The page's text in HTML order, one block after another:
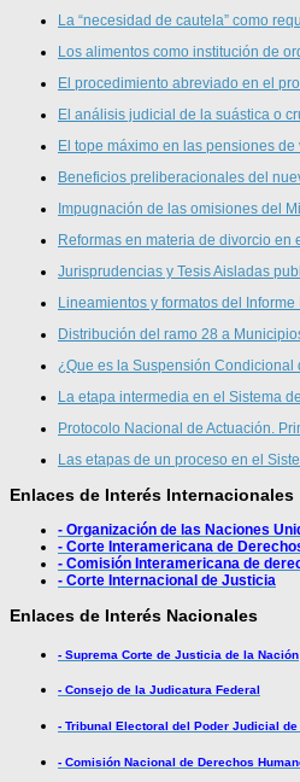
La “necesidad de cautela” como
Los alimentos como institución de
El procedimiento abreviado en el
El análisis judicial de la suástica o
El tope máximo en las pensiones
Beneficios preliberacionales del
Impugnación de las omisiones del
Reformas en materia de divorcio en
Jurisprudencias y Tesis Aisladas
Lineamientos y formatos del
Distribución del ramo 28 a
¿Que es la Suspensión Condicional
La etapa intermedia en el Sistema
Protocolo Nacional de Actuación.
Las etapas de un proceso en el
Enlaces de Interés Internacionales
- Organización de las Naciones
- Corte Interamericana de
- Comisión Interamericana de
- Corte Internacional de Justicia
Enlaces de Interés Nacionales
- Suprema Corte de Justicia de la Nación
- Consejo de la Judicatura Federal
- Tribunal Electoral del Poder Judicial
- Comisión Nacional de Derechos